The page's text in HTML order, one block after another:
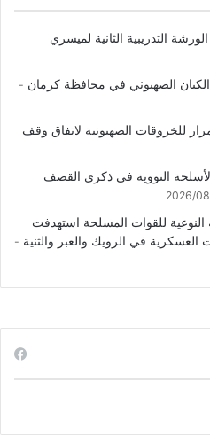
التدريبية الثانية لميسري
في استمرار للخروقات الصهيونية لاتفاق وقف
النووية في ذكرى القصف
2026/
للقوات المسلحة استهدفت
العسكرية في الرويك والعبر والثنية